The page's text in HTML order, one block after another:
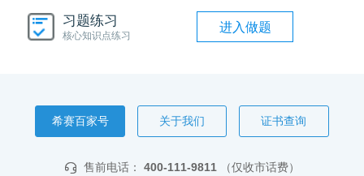
习题练习
核心知识点练习
进入做题
希赛百家号 关于我们 证书查询
售前电话： 400-111-9811 （仅收市话费）